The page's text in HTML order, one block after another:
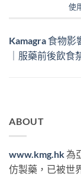
使
Kamagra 食物影
｜服藥前後飲食
ABOUT
www.kmg.hk為
仿製藥，已被世